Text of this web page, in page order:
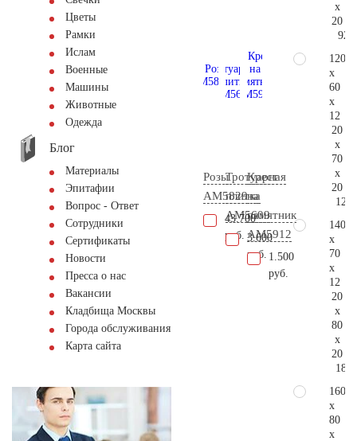
Цветы
Рамки
Ислам
Военные
Машины
Животные
Одежда
Блог
Материалы
Эпитафии
Вопрос - Ответ
Сотрудники
Сертификаты
Новости
Пресса о нас
Вакансии
Кладбища Москвы
Города обслуживания
Карта сайта
Розы
AM5829
43.700
руб.
Тротуарная
плитка
AM5609
3.600
руб.
Крест
на
памятник
AM5912
1.500
руб.
x
20
120
x
60
x
12
20
x
70
x
20
140
x
70
x
12
20
x
80
x
20
160
x
80
x